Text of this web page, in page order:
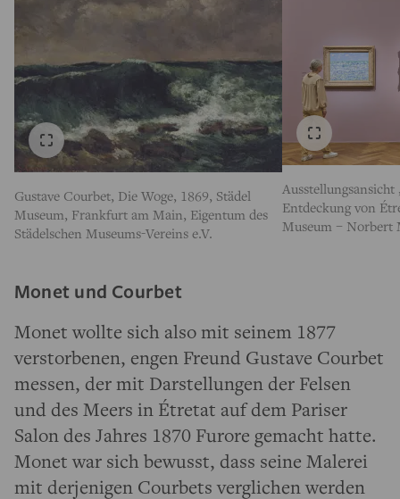
Gustave Courbet, Die Woge, 1869, Städel
Museum, Frankfurt am Main, Eigentum des
Städelschen Museums-Vereins e.V.
Entdeckung von
Museum – Norbert
Monet und Courbet
Monet wollte sich also mit seinem 1877
verstorbenen, engen Freund Gustave Courbet
messen, der mit Darstellungen der Felsen
und des Meers in Étretat auf dem Pariser
Salon des Jahres 1870 Furore gemacht hatte.
Monet war sich bewusst, dass seine Malerei
mit derjenigen Courbets verglichen werden